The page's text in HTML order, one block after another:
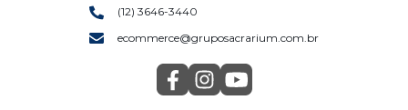
(12) 3646-3440
ecommerce@gruposacrarium.com.br